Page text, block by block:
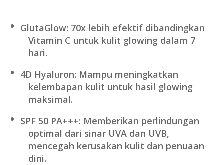
GlutaGlow: 70x lebih efektif dibandingkan
Vitamin C untuk kulit glowing dalam 7
hari.
4D Hyaluron: Mampu meningkatkan
kelembapan kulit untuk hasil glowing
maksimal.
SPF 50 PA+++: Memberikan perlindungan
optimal dari sinar UVA dan UVB,
mencegah kerusakan kulit dan penuaan
dini.